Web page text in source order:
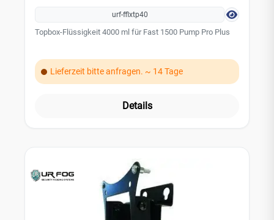
urf-fflxtp40
Lieferzeit bitte anfragen. ~ 14 Tage
Details